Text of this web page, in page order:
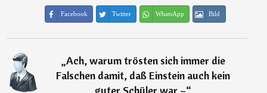
Facebook Twitter WhatsApp Bild
„Ach, warum trösten sich immer die
Falschen damit, daß Einstein auch kein